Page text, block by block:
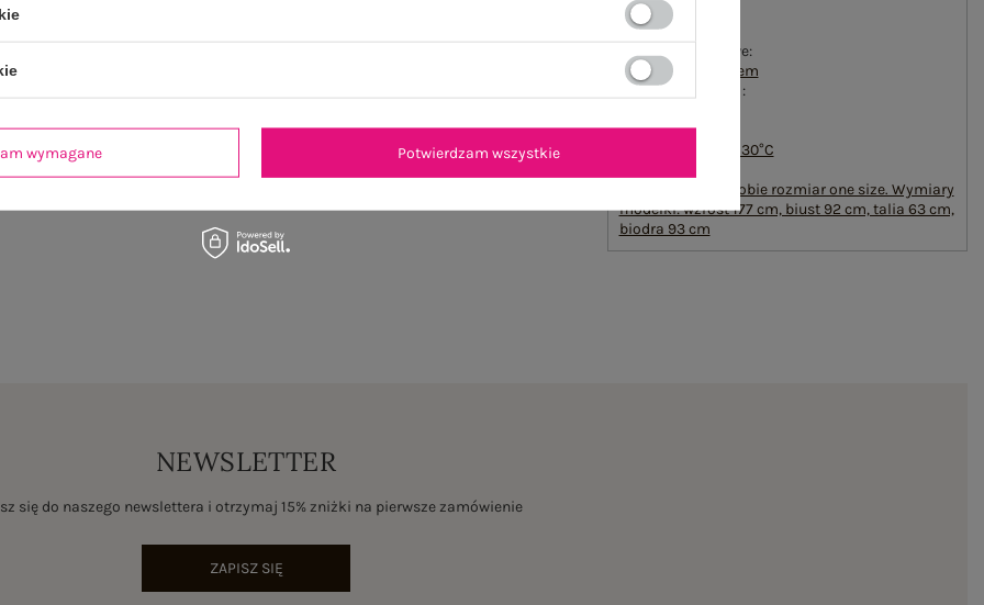
#zapięcie:
guziki,wiązanie
#cechy dodatkowe:
kieszenie
z paskiem
#skład materiału :
#sposób prania :
pranie w pralce w 30°C
Modelka ma na sobie rozmiar one size. Wymiary
modelki: wzrost 177 cm, biust 92 cm, talia 63 cm,
biodra 93 cm
NEWSLETTER
się do naszego newslettera i otrzymaj 15% zniżki na pierwsze zamówienie
ZAPISZ SIĘ
wymagane Potwierdzam wszystkie